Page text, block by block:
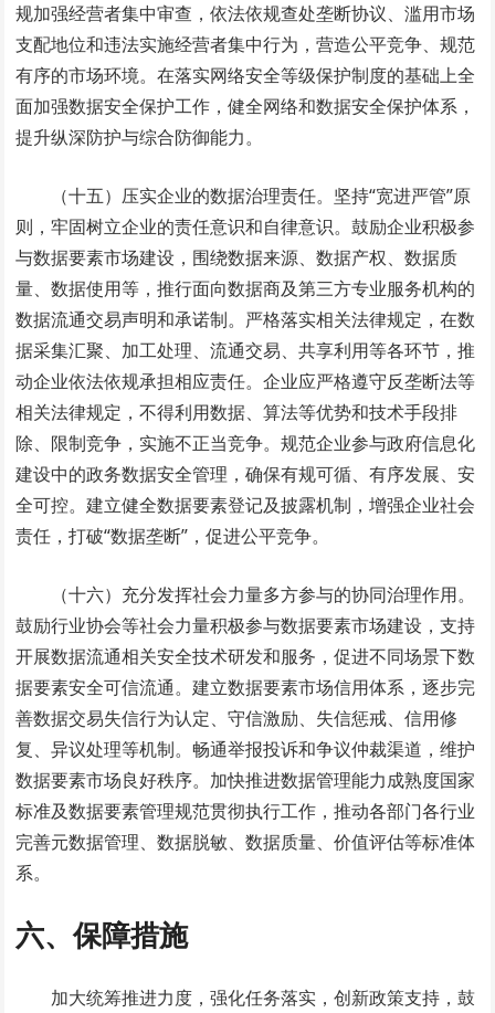
规加强经营者集中审查，依法依规查处垄断协议、滥用市场
支配地位和违法实施经营者集中行为，营造公平竞争、规范
有序的市场环境。在落实网络安全等级保护制度的基础上全
面加强数据安全保护工作，健全网络和数据安全保护体系，
提升纵深防护与综合防御能力。
（十五）压实企业的数据治理责任。坚持“宽进严管”原
则，牢固树立企业的责任意识和自律意识。鼓励企业积极参
与数据要素市场建设，围绕数据来源、数据产权、数据质
量、数据使用等，推行面向数据商及第三方专业服务机构的
数据流通交易声明和承诺制。严格落实相关法律规定，在数
据采集汇聚、加工处理、流通交易、共享利用等各环节，推
动企业依法依规承担相应责任。企业应严格遵守反垄断法等
相关法律规定，不得利用数据、算法等优势和技术手段排
除、限制竞争，实施不正当竞争。规范企业参与政府信息化
建设中的政务数据安全管理，确保有规可循、有序发展、安
全可控。建立健全数据要素登记及披露机制，增强企业社会
责任，打破“数据垄断”，促进公平竞争。
（十六）充分发挥社会力量多方参与的协同治理作用。
鼓励行业协会等社会力量积极参与数据要素市场建设，支持
开展数据流通相关安全技术研发和服务，促进不同场景下数
据要素安全可信流通。建立数据要素市场信用体系，逐步完
善数据交易失信行为认定、守信激励、失信惩戒、信用修
复、异议处理等机制。畅通举报投诉和争议仲裁渠道，维护
数据要素市场良好秩序。加快推进数据管理能力成熟度国家
标准及数据要素管理规范贯彻执行工作，推动各部门各行业
完善元数据管理、数据脱敏、数据质量、价值评估等标准体
系。
六、保障措施
加大统筹推进力度，强化任务落实，创新政策支持，鼓